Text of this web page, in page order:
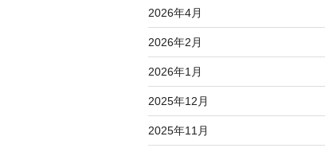
2026年4月
2026年2月
2026年1月
2025年12月
2025年11月